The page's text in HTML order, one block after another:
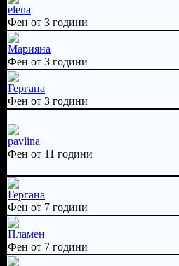
elena
Фен от 3 години
Марияна
Фен от 3 години
Гергана
Фен от 3 години
pavlina
Фен от 11 години
Гергана
Фен от 7 години
Пламен
Фен от 7 години